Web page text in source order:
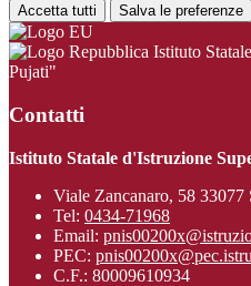
Accetta tutti Salva le preferenze
Istituto
Pujati"
Contatti
Istituto Statale d'Istruzione
Viale Zancanaro, 58 33077
Tel: 0434-71968
Email:
PEC:
C.F.: 80009610934